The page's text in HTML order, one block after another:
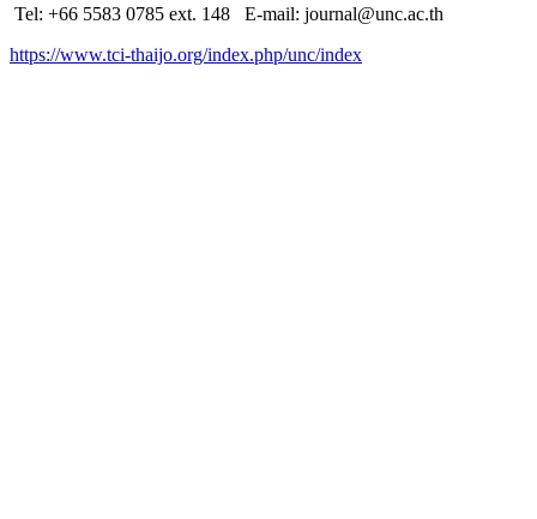
Tel: +66 5583 0785 ext. 148 E-mail: journal@unc.ac.th
https://www.tci-thaijo.org/index.php/unc/index